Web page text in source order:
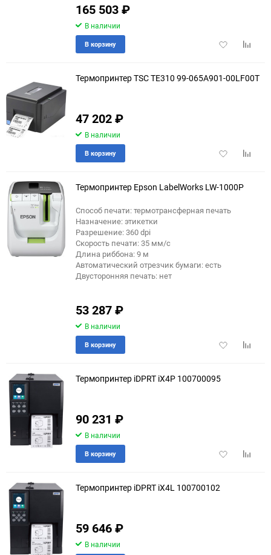
165 503₽
В наличии
Добавить
В корзину
Термопринтер TSC TE310 99-065A901-00LF00T
47 202₽
В наличии
Добавить
В корзину
Термопринтер Epson LabelWorks LW-1000P
Способ печати: термотрансферная печать
Назначение: этикетки
Разрешение: 360 dpi
Скорость печати: 35 мм/с
Длина риббона: 9 м
Автоматический отрезчик бумаги: есть
Двусторонняя печать: нет
53 287₽
В наличии
Добавить
В корзину
Термопринтер iDPRT iX4P 100700095
90 231 ₽
В наличии
Добавить
В корзину
Термопринтер iDPRT iX4L 100700102
59 646₽
В наличии